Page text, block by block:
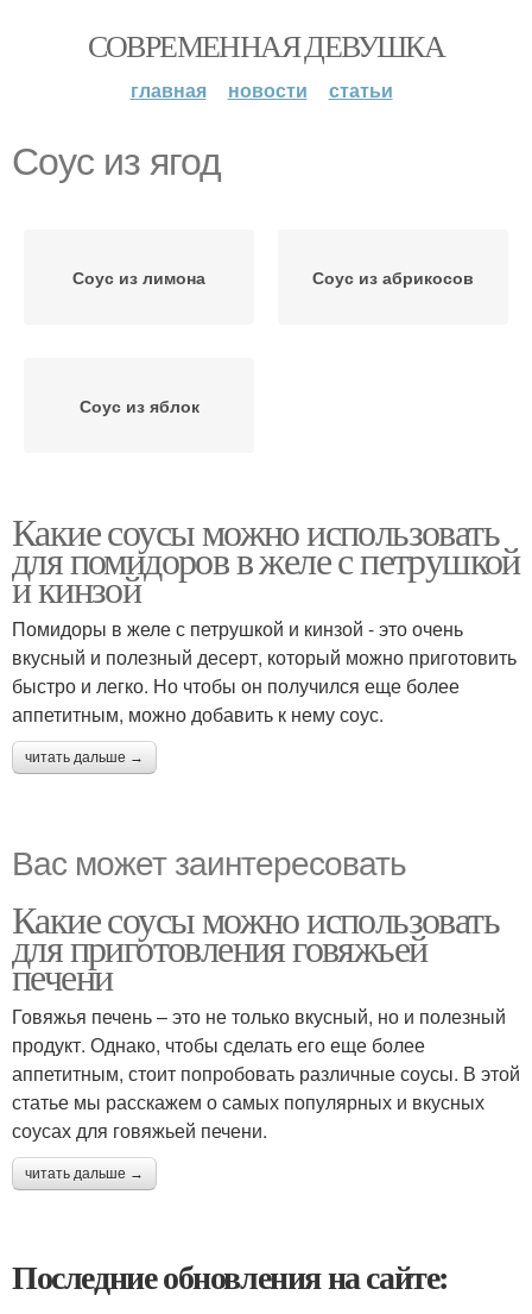
СОВРЕМЕННАЯ ДЕВУШКА
главная новости статьи
Соус из ягод
Соус из лимона Соус из абрикосов
Соус из яблок
Какие соусы можно использовать
для помидоров в желе с петрушкой
и кинзой
Помидоры в желе с петрушкой и кинзой - это очень
вкусный и полезный десерт, который можно приготовить
быстро и легко. Но чтобы он получился еще более
аппетитным, можно добавить к нему соус.
читать дальше →
Вас может заинтересовать
Какие соусы можно использовать
для приготовления говяжьей
печени
Говяжья печень – это не только вкусный, но и полезный
продукт. Однако, чтобы сделать его еще более
аппетитным, стоит попробовать различные соусы. В этой
статье мы расскажем о самых популярных и вкусных
соусах для говяжьей печени.
читать дальше →
Последние обновления на сайте: